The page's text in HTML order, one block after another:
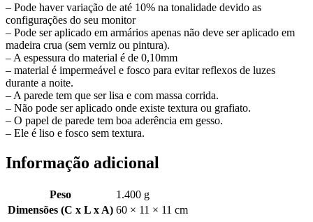
– Pode haver variação de até 10% na tonalidade devido as
configurações do seu monitor
– Pode ser aplicado em armários apenas não deve ser aplicado em
madeira crua (sem verniz ou pintura).
– A espessura do material é de 0,10mm
– material é impermeável e fosco para evitar reflexos de luzes
durante a noite.
– A parede tem que ser lisa e com massa corrida.
– Não pode ser aplicado onde existe textura ou grafiato.
– O papel de parede tem boa aderência em gesso.
– Ele é liso e fosco sem textura.
Informação adicional
Peso
1.400 g
Dimensões (C x L x A) 60 × 11 × 11 cm